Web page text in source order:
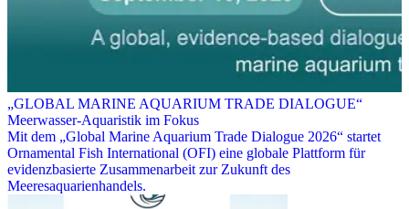
„GLOBAL MARINE AQUARIUM TRADE DIALOGUE“
Meerwasser-Aquaristik im Fokus
Mit dem „Global Marine Aquarium Trade Dialogue 2026“ startet
Ornamental Fish International (OFI) eine globale Plattform für
evidenzbasierte Zusammenarbeit zur Zukunft des
Meeresaquarienhandels.